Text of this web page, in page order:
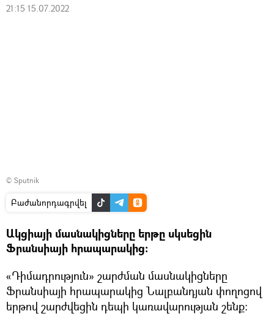
21:15 15.07.2022
© Sputnik
Բաժանորդագրվել
Ակցիայի մասնակիցները երթը սկսեցին
Ֆրանսիայի հրապարակից։
«Դիմադրություն» շարժման մասնակիցները
Ֆրանսիայի հրապարակից Նալբանդյան փողոցով
երթով շարժվեցին դեպի կառավարության շենք։